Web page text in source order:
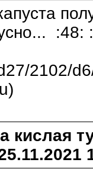
:48:
2102/
кислая